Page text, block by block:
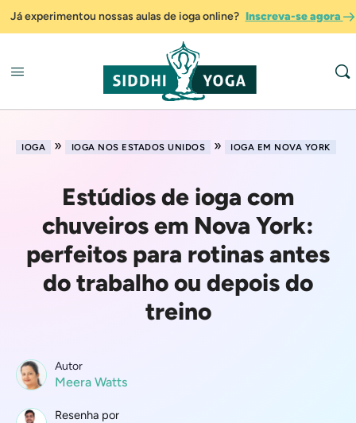
Já experimentou nossas aulas de ioga online? Inscreva-se agora
IOGA » IOGA NOS ESTADOS UNIDOS » IOGA EM NOVA YORK
Estúdios de ioga com
chuveiros em Nova York:
perfeitos para rotinas antes
do trabalho ou depois do
treino
Autor
Meera Watts
Resenha por